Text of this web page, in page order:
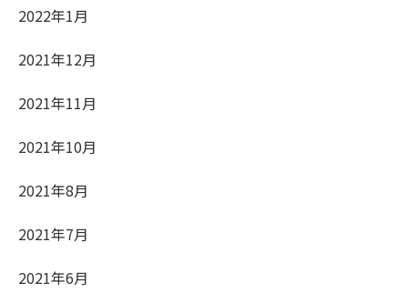
2022年1月
2021年12月
2021年11月
2021年10月
2021年8月
2021年7月
2021年6月